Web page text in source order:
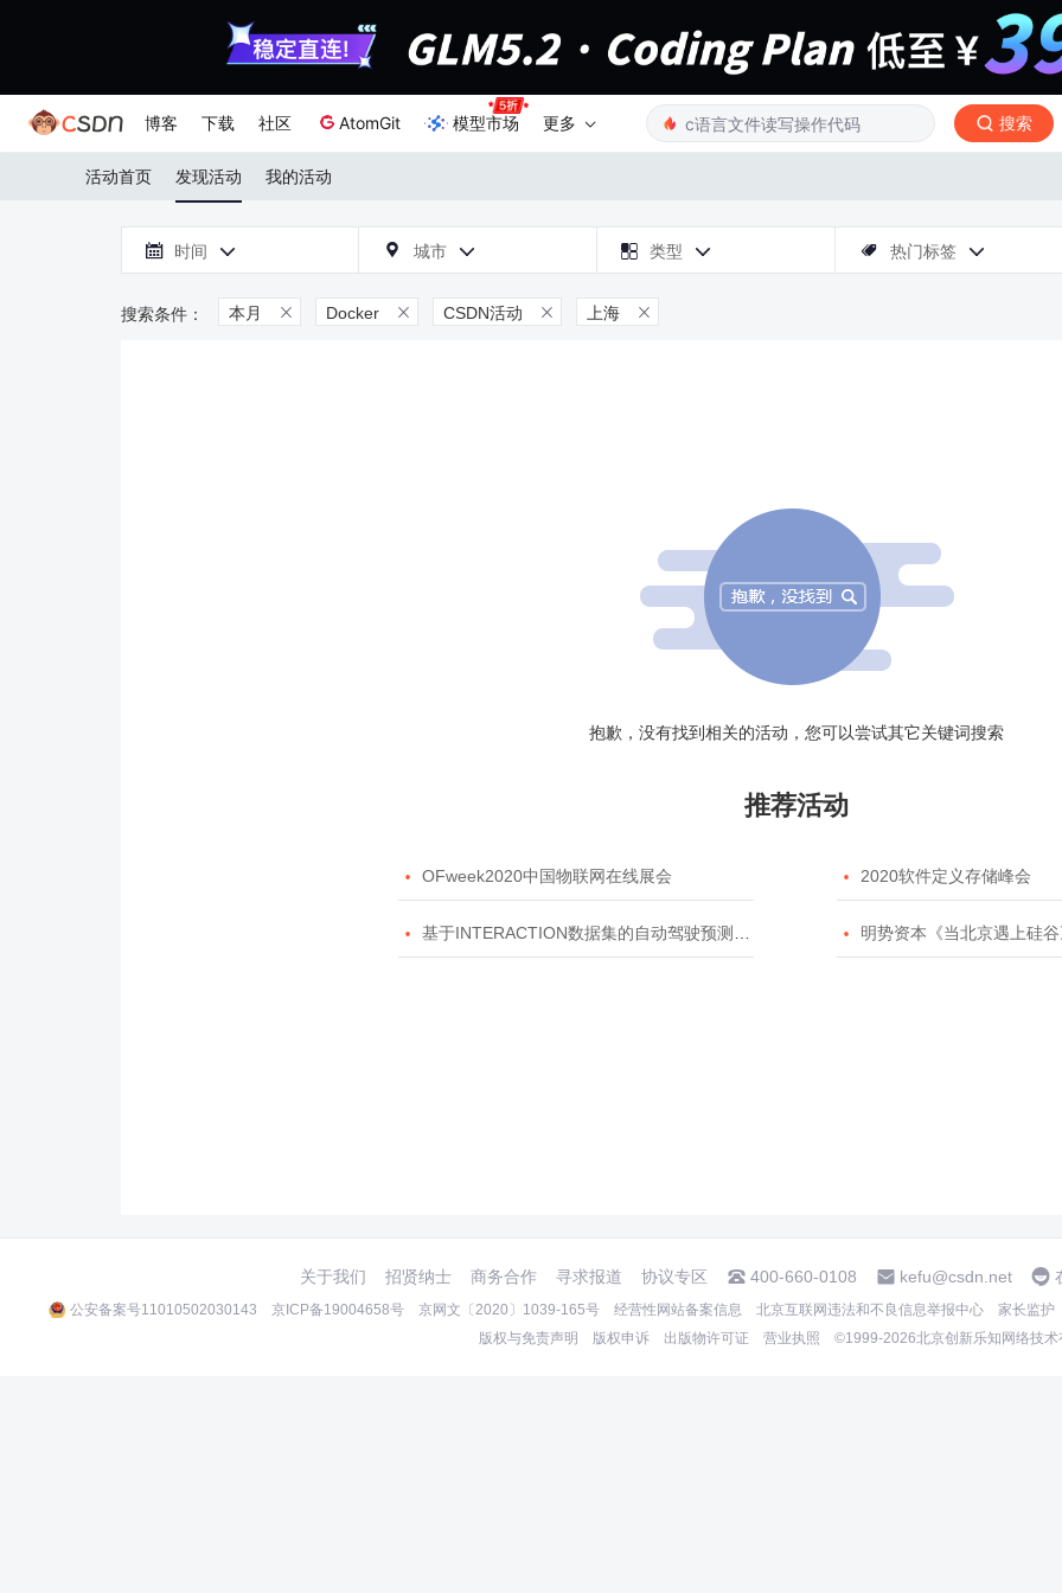
博客 下载 社区 AtomGit 模型市场 更多 搜索
活动首页 发现活动 我的活动
 时间   城市   类型   热门标签 
本月  Docker  CSDN活动  上海 
抱歉，没有找到相关的活动，您可以尝试其它关键词搜索
推荐活动
 OFweek2020中国物联网在线展会  2020软件定义存储峰会
 基于INTERACTION数据集的自动驾驶预测模型挑战赛  明势资本《当北京遇上硅谷》系列
关于我们 招贤纳士 商务合作 寻求报道 协议专区 400-660-0108 kefu@csdn.net
公安备案号11010502030143 京ICP备19004658号 京网文〔2020〕1039-165号 经营性网站备案信息 北京互联网违法和不良信息举报中心 家长监护
版权与免责声明
版权申诉 出版物许可证 营业执照 ©1999-2026北京创新乐知网络技术